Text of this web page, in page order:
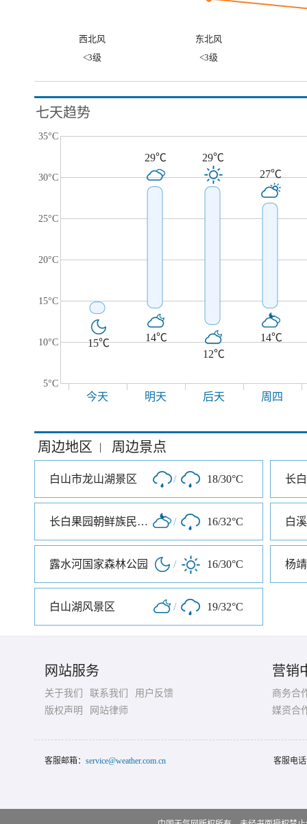
西北风
东北风
<3级
<3级
七天趋势
35°C
30°C
25°C
20°C
15°C
10°C
5°C
15℃
29℃
14℃
29℃
12℃
27℃
14℃
今天 明天 后天 周四
周边地区 | 周边景点
白山市龙山湖景区 / 18/30°C 长
长白果园朝鲜族民俗村 / 16/32°C 白
露水河国家森林公园 / 16/30°C 杨
白山湖风景区 / 19/32°C
网站服务
关于我们 联系我们
用户反馈
版权声明
网站律师
营销
商务合
媒资合
客服邮箱： service@weather.com.cn 客服电